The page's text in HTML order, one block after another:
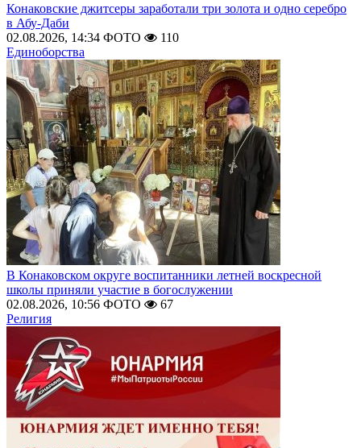
Конаковские джитсеры заработали три золота и одно серебро
в Абу-Даби
02.08.2026, 14:34 ФОТО
110
Единоборства
В Конаковском округе воспитанники летней воскресной
школы приняли участие в богослужении
02.08.2026, 10:56 ФОТО
67
Религия